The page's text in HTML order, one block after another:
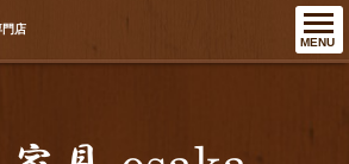
MENU
門店